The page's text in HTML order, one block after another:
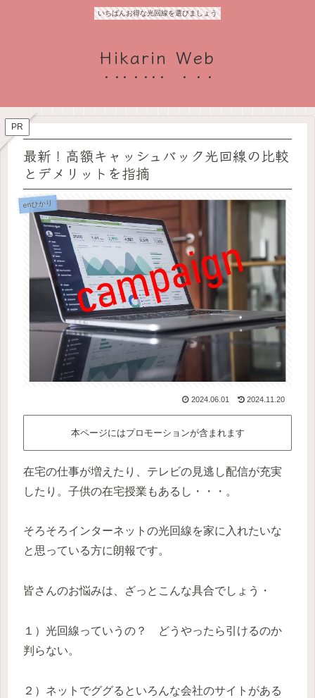
いちばんお得な光回線を選びましょう
Hikarin Web
PR
最新！高額キャッシュバック光回線の比較
とデメリットを指摘
enひかり
2024.06.01 2024.11.20
本ページにはプロモーションが含まれます
在宅の仕事が増えたり、テレビの見逃し配信が充実
したり。子供の在宅授業もあるし・・・。
そろそろインターネットの光回線を家に入れたいな
と思っている方に朗報です。
皆さんのお悩みは、ざっとこんな具合でしょう・
１）光回線っていうの？ どうやったら引けるのか
判らない。
２）ネットでググるといろんな会社のサイトがある